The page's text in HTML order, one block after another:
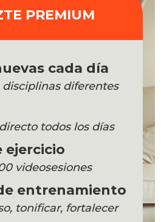
PREMIUM
cada día
disciplinas diferentes
todos los días
ejercicio
videosesiones
entrenamiento
tonificar, fortalecer